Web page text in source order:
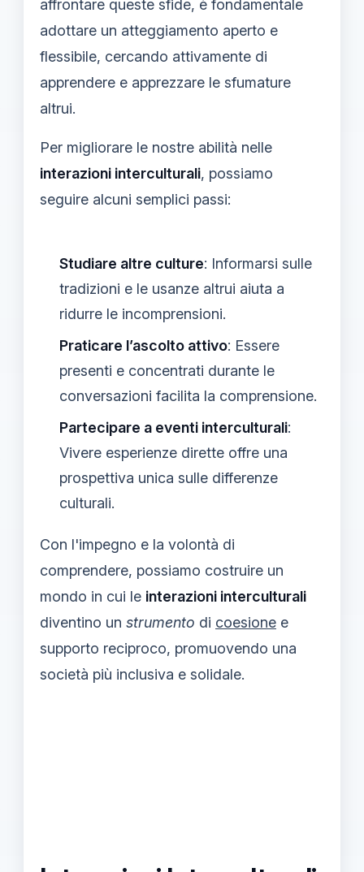
affrontare queste sfide, è fondamentale
adottare un atteggiamento aperto e
flessibile, cercando attivamente di
apprendere e apprezzare le sfumature
altrui.
Per migliorare le nostre abilità nelle
interazioni interculturali, possiamo
seguire alcuni semplici passi:
Studiare altre culture: Informarsi sulle
tradizioni e le usanze altrui aiuta a
ridurre le incomprensioni.
Praticare l’ascolto attivo: Essere
presenti e concentrati durante le
conversazioni facilita la comprensione.
Partecipare a eventi interculturali:
Vivere esperienze dirette offre una
prospettiva unica sulle differenze
culturali.
Con l'impegno e la volontà di
comprendere, possiamo costruire un
mondo in cui le interazioni interculturali
diventino un strumento di coesione e
supporto reciproco, promuovendo una
società più inclusiva e solidale.